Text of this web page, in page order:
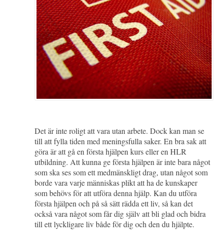
Det är inte roligt att vara utan arbete. Dock kan man se
till att fylla tiden med meningsfulla saker. En bra sak att
göra är att gå en första hjälpen kurs eller en HLR
utbildning. Att kunna ge första hjälpen är inte bara något
som ska ses som ett medmänskligt drag, utan något som
borde vara varje människas plikt att ha de kunskaper
som behövs för att utföra denna hjälp. Kan du utföra
första hjälpen och på så sätt rädda ett liv, så kan det
också vara något som får dig själv att bli glad och bidra
till ett lyckligare liv både för dig och den du hjälpte.